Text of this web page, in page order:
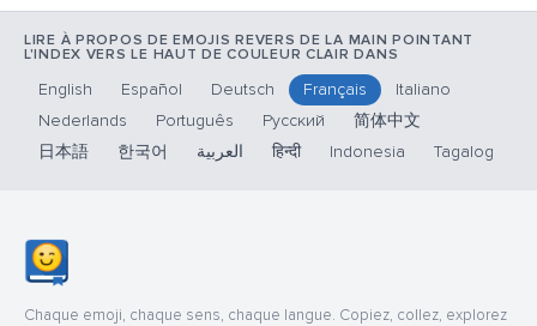
LIRE À PROPOS DE EMOJIS REVERS DE LA MAIN POINTANT
L'INDEX VERS LE HAUT DE COULEUR CLAIR DANS
English Español Deutsch Français
Italiano
Nederlands
Português Русский
简体中文
日本語
한국어 العربية हिन्दी Indonesia Tagalog
Chaque emoji, chaque sens, chaque langue. Copiez, collez, explorez